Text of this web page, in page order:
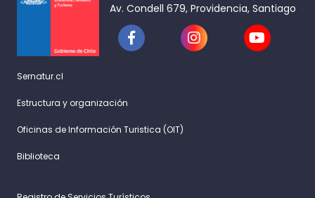
Av. Condell 679, Providencia, Santiago
Sernatur.cl
Estructura y organización
Oficinas de Información Turistica (OIT)
Biblioteca